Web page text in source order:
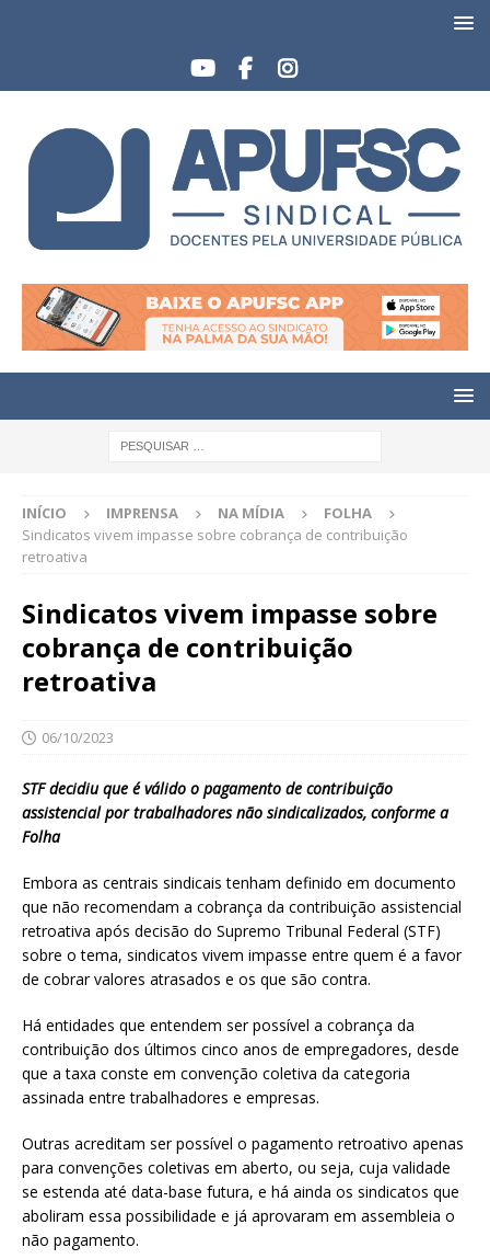
INÍCIO IMPRENSA NA MÍDIA
FOLHA
Sindicatos vivem impasse sobre cobrança de contribuição
retroativa
Sindicatos vivem impasse sobre
cobrança de contribuição
retroativa
06/10/2023
STF decidiu que é válido o pagamento de contribuição
assistencial por trabalhadores não sindicalizados, conforme a
Folha
Embora as centrais sindicais tenham definido em documento
que não recomendam a cobrança da contribuição assistencial
retroativa após decisão do Supremo Tribunal Federal (STF)
sobre o tema, sindicatos vivem impasse entre quem é a favor
de cobrar valores atrasados e os que são contra.
Há entidades que entendem ser possível a cobrança da
contribuição dos últimos cinco anos de empregadores, desde
que a taxa conste em convenção coletiva da categoria
assinada entre trabalhadores e empresas.
Outras acreditam ser possível o pagamento retroativo apenas
para convenções coletivas em aberto, ou seja, cuja validade
se estenda até data-base futura, e há ainda os sindicatos que
aboliram essa possibilidade e já aprovaram em assembleia o
não pagamento.